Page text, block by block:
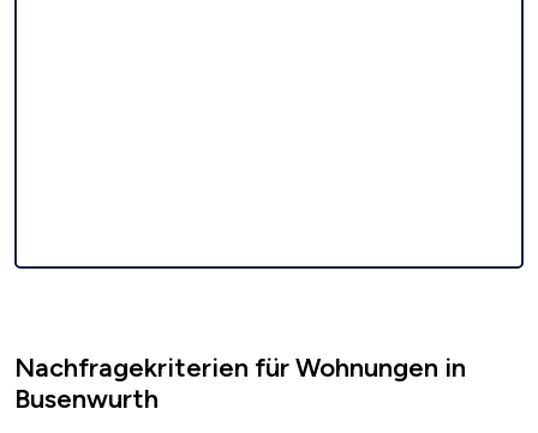
Nachfragekriterien für Wohnungen in
Busenwurth